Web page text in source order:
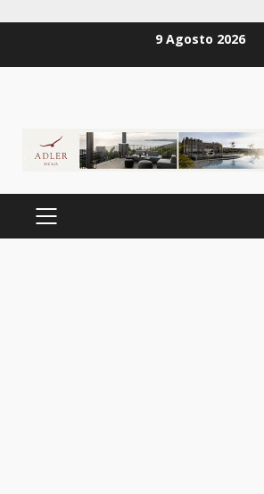
9 Agosto 2026
PRIMÄRES
MENÜ